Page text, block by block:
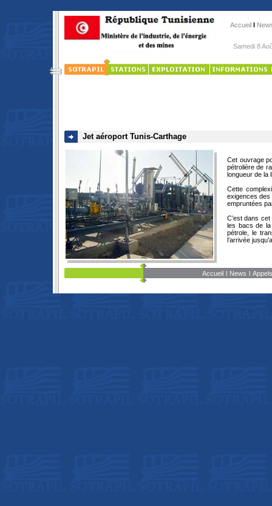
Accueil l
Samedi 8
Jet aéroport Tunis-Carthage
Cet ouvrage
pétrolière de
longueur de la
Cette
exigences des
empruntées
C’est dans
les bacs de
pétrole, le
l’arrivée
Accueil l News l